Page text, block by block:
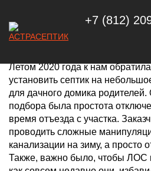
+7 (812)
ЕВРОЛОС 3,
Летом 2020 года к нам
установить септик на
для дачного домика
подбора была простота
время отъезда с участка.
проводить сложные
канализации на зиму, а просто
Также, важно было, чтобы ЛОС